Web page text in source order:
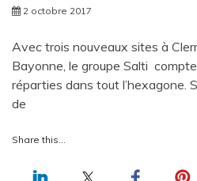
2 octobre 2017
Avec trois nouveaux sites à
Bayonne, le groupe Salti
réparties dans tout l’hexagone.
de
Share this...